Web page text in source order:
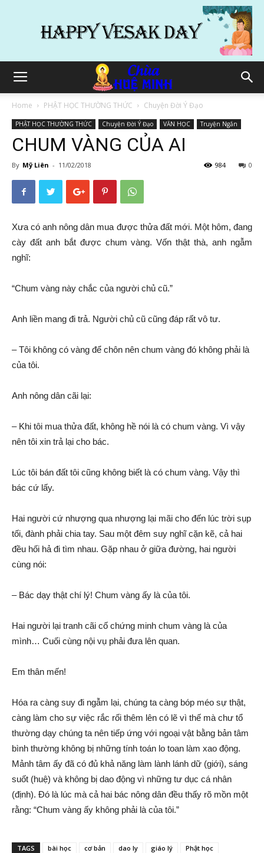
Home PHẬT HỌC THƯỜNG THỨC Chuyện Đời Ý Đạo
PHẬT HỌC THƯỜNG THỨC Chuyện Đời Ý Đạo VĂN HỌC Truyện Ngắn
CHUM VÀNG CỦA AI
By Mỹ Liên - 11/02/2018 0
984
Xưa có anh nông dân mua được thửa đất mới. Một hôm, đang
cày đất anh bắt được chum vàng. Vốn thật thà, anh ngẫm
nghĩ:
“Chum vàng này chắc của người chủ cũ.”
Anh liền mang đi trả. Người chủ cũ cũng đáp rất vô tư.
– Tôi không có vàng để chôn nên chum vàng đó không phải là
của tôi.
Anh nông dân cãi lại:
– Khi tôi mua thửa đất, không hề nói là có chum vàng. Vì vậy
nên tôi xin trả lại cho bác.
Lúc tôi bán đất tôi cũng không biết là có chum vàng. Vậy thì
bác cứ lấy.
Hai người cứ nhượng qua nhượng lại mãi cho đến lúc trời sụp
tối, đành phải chia tay. Sau một đêm suy nghĩ cặn kẽ, cả hai
đều hối hả đi tìm nhau. Gặp nhau ở giữa đường, hai người
cùng nói:
– Bác dạy thật chí lý! Chum vàng ấy là của tôi.
Hai người lại tranh cãi cố chứng minh chum vàng là của
mình… Cuối cùng nội vụ phải đưa lên quan.
Em thân mến!
Hóa ra càng suy đi ngẫm lại, chúng ta càng bóp méo sự thật,
càng làm cho sự việc rắc rối thêm lên có lẽ vì thế mà chư tổ
thường dạy chúng ta nên tiếp ứng với ngoại vật bằng bản tâm
bình thường không bị những tính toán lo toan làm xao động.
Mảnh tâm ấy đã có đủ khả năng làm lành lánh dữ (giới), sáng
suốt (huệ) và không bị dao động vì những tư dục cá nhân
(định). Ðó là lúc mà cả hai bác nông dân đều thấy rõ mồn một
rằng: “Chum vàng ấy không phải là của tôi.”
TAGS bài học cơ bản dao ly giáo lý
Phật học